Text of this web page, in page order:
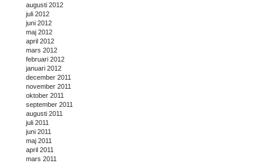
augusti 2012
juli 2012
juni 2012
maj 2012
april 2012
mars 2012
februari 2012
januari 2012
december 2011
november 2011
oktober 2011
september 2011
augusti 2011
juli 2011
juni 2011
maj 2011
april 2011
mars 2011